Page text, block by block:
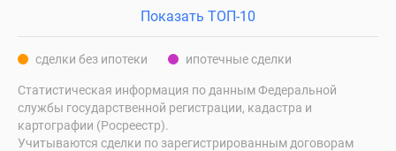
Показать ТОП-10
сделки без ипотеки ипотечные сделки
Статистическая информация по данным Федеральной
службы государственной регистрации, кадастра и
картографии (Росреестр).
Учитываются сделки по зарегистрированным договорам